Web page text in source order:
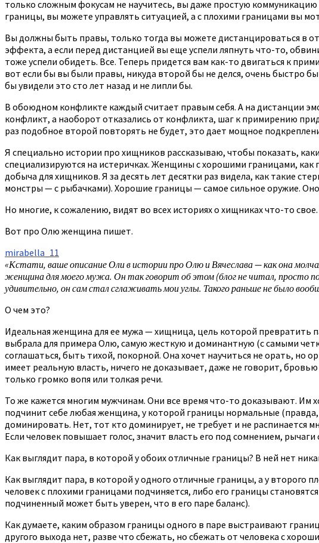
только сложным фокусам не научитесь, вы даже простую
границы, вы можете управлять ситуацией, а с плохими границами вы
Вы должны быть правы, только тогда вы можете дистанцироваться в
эффекта, а если перед дистанцией вы еще успели ляпнуть что-то,
тоже успели обидеть. Все. Теперь придется вам как-то двигаться к
вот если бы вы были правы, никуда второй бы не делся, очень быстро
бы увидели это сто лет назад и не липли бы.
В обоюдном конфликте каждый считает правым себя. А на дистанции
конфликт, а наоборот отказались от конфликта, шаг к примирению
раз подобное второй повторять не будет, это дает мощное
Я специально истории про хищников рассказываю, чтобы показать,
специализируются на истеричках. Женщины с хорошими границами,
добыча для хищников. Я за десять лет десятки раз видела, как такие
монстры — с рыбачками). Хорошие границы — самое сильное оружие.
Но многие, к сожалению, видят во всех историях о хищниках что-то свое.
Вот про Олю женщина пишет.
mirabella_11
«Кстати, ваше описание Оли в истории про Олю и Вячеслава — как она
женщина для моего мужа. Он так говорит об этом (блог не читал, просто
удивительно, он сам стал сглаживать мои углы. Такого раньше не было
О чем это?
Идеальная женщина для ее мужа — хищница, цель которой превратить
выбрала для примера Олю, самую жесткую и доминантную (с самыми
соглашаться, быть тихой, покорной. Она хочет научиться не орать, но
имеет реальную власть, ничего не доказывает, даже не говорит,
только громко вопя или толкая речи.
То же кажется многим мужчинам. Они все время что-то доказывают. Им
подчинит себе любая женщина, у которой границы нормальные
доминировать. Нет, тот кто доминирует, не требует и не распинается
Если человек повышает голос, значит власть его под сомнением,
Как выглядит пара, в которой у обоих отличные границы? В ней нет
Как выглядит пара, в которой у одного отличные границы, а у второго
человек с плохими границами подчиняется, либо его границы
подчиненный может быть уверен, что в его паре баланс).
Как думаете, каким образом границы одного в паре выстраивают
другого выхода нет, разве что сбежать, но сбежать от человека с